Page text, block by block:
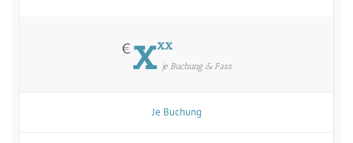
€xxx
je Buchung & Fass
Je Buchung